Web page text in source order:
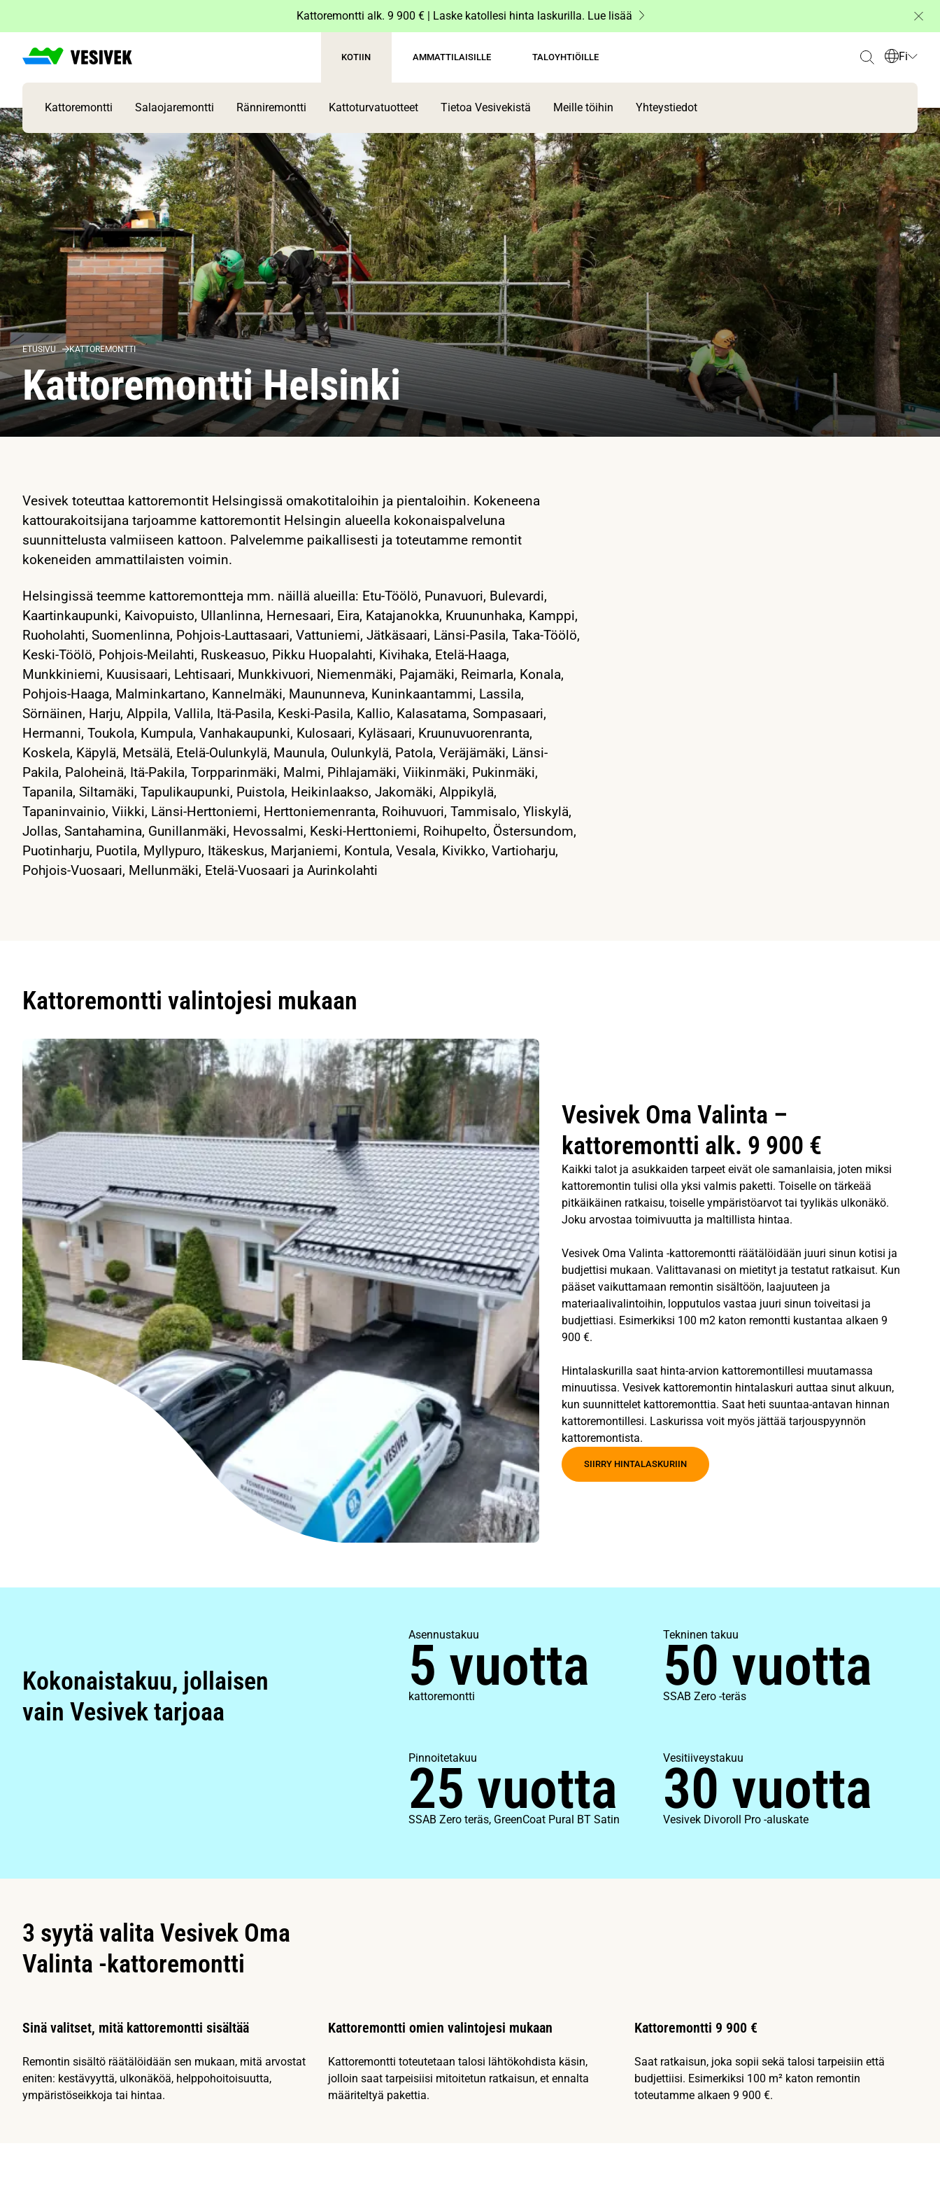
Kattoremontti alk. 9 900 € | Laske katollesi hinta laskurilla. Lue lisää
KOTIIN AMMATTILAISILLE TALOYHTIÖILLE Fi
Kattoremontti Salaojaremontti Ränniremontti Kattoturvatuotteet Tietoa Vesivekistä Meille töihin Yhteystiedot
ETUSIVU KATTOREMONTTI
Kattoremontti Helsinki
Vesivek toteuttaa kattoremontit Helsingissä omakotitaloihin ja pientaloihin. Kokeneena
kattourakoitsijana tarjoamme kattoremontit Helsingin alueella kokonaispalveluna
suunnittelusta valmiiseen kattoon. Palvelemme paikallisesti ja toteutamme remontit
kokeneiden ammattilaisten voimin.
Helsingissä teemme kattoremontteja mm. näillä alueilla: Etu-Töölö, Punavuori, Bulevardi,
Kaartinkaupunki, Kaivopuisto, Ullanlinna, Hernesaari, Eira, Katajanokka, Kruununhaka, Kamppi,
Ruoholahti, Suomenlinna, Pohjois-Lauttasaari, Vattuniemi, Jätkäsaari, Länsi-Pasila, Taka-Töölö,
Keski-Töölö, Pohjois-Meilahti, Ruskeasuo, Pikku Huopalahti, Kivihaka, Etelä-Haaga,
Munkkiniemi, Kuusisaari, Lehtisaari, Munkkivuori, Niemenmäki, Pajamäki, Reimarla, Konala,
Pohjois-Haaga, Malminkartano, Kannelmäki, Maununneva, Kuninkaantammi, Lassila,
Sörnäinen, Harju, Alppila, Vallila, Itä-Pasila, Keski-Pasila, Kallio, Kalasatama, Sompasaari,
Hermanni, Toukola, Kumpula, Vanhakaupunki, Kulosaari, Kyläsaari, Kruunuvuorenranta,
Koskela, Käpylä, Metsälä, Etelä-Oulunkylä, Maunula, Oulunkylä, Patola, Veräjämäki, Länsi-
Pakila, Paloheinä, Itä-Pakila, Torpparinmäki, Malmi, Pihlajamäki, Viikinmäki, Pukinmäki,
Tapanila, Siltamäki, Tapulikaupunki, Puistola, Heikinlaakso, Jakomäki, Alppikylä,
Tapaninvainio, Viikki, Länsi-Herttoniemi, Herttoniemenranta, Roihuvuori, Tammisalo, Yliskylä,
Jollas, Santahamina, Gunillanmäki, Hevossalmi, Keski-Herttoniemi, Roihupelto, Östersundom,
Puotinharju, Puotila, Myllypuro, Itäkeskus, Marjaniemi, Kontula, Vesala, Kivikko, Vartioharju,
Pohjois-Vuosaari, Mellunmäki, Etelä-Vuosaari ja Aurinkolahti
Kattoremontti valintojesi mukaan
Vesivek Oma Valinta –
kattoremontti alk. 9 900 €
Kaikki talot ja asukkaiden tarpeet eivät ole samanlaisia, joten miksi
kattoremontin tulisi olla yksi valmis paketti. Toiselle on tärkeää
pitkäikäinen ratkaisu, toiselle ympäristöarvot tai tyylikäs ulkonäkö.
Joku arvostaa toimivuutta ja maltillista hintaa.
Vesivek Oma Valinta -kattoremontti räätälöidään juuri sinun kotisi ja
budjettisi mukaan. Valittavanasi on mietityt ja testatut ratkaisut. Kun
pääset vaikuttamaan remontin sisältöön, laajuuteen ja
materiaalivalintoihin, lopputulos vastaa juuri sinun toiveitasi ja
budjettiasi. Esimerkiksi 100 m2 katon remontti kustantaa alkaen 9
900 €.
Hintalaskurilla saat hinta-arvion kattoremontillesi muutamassa
minuutissa. Vesivek kattoremontin hintalaskuri auttaa sinut alkuun,
kun suunnittelet kattoremonttia. Saat heti suuntaa-antavan hinnan
kattoremontillesi. Laskurissa voit myös jättää tarjouspyynnön
kattoremontista.
SIIRRY HINTALASKURIIN
Kokonaistakuu, jollaisen
vain Vesivek tarjoaa
Asennustakuu
5 vuotta
kattoremontti
Tekninen takuu
50 vuotta
SSAB Zero -teräs
Pinnoitetakuu
25 vuotta
SSAB Zero teräs, GreenCoat Pural BT Satin
Vesitiiveystakuu
30 vuotta
Vesivek Divoroll Pro -aluskate
3 syytä valita Vesivek Oma
Valinta -kattoremontti
Sinä valitset, mitä kattoremontti sisältää
Remontin sisältö räätälöidään sen mukaan, mitä arvostat
eniten: kestävyyttä, ulkonäköä, helppohoitoisuutta,
ympäristöseikkoja tai hintaa.
Kattoremontti omien valintojesi mukaan
Kattoremontti toteutetaan talosi lähtökohdista käsin,
jolloin saat tarpeisiisi mitoitetun ratkaisun, et ennalta
määriteltyä pakettia.
Kattoremontti 9 900 €
Saat ratkaisun, joka sopii sekä talosi tarpeisiin että
budjettiisi. Esimerkiksi 100 m² katon remontin
toteutamme alkaen 9 900 €.